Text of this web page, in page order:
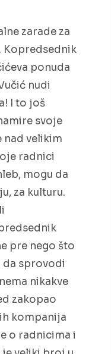
zarade za
Kopredsednik
ponuda
nudi
I to još
svoje
nad velikim
radnici
mogu da
za kulturu.
pre nego što
da sprovodi
nikakve
zakopao
kompanija
o radnicima i